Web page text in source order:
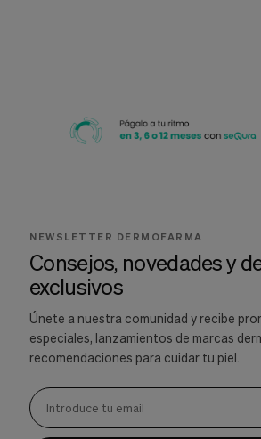
NEWSLETTER DERMOFARMA
Consejos, novedades y
exclusivos
Únete a nuestra comunidad y recibe
especiales, lanzamientos de marcas
recomendaciones para cuidar tu piel.